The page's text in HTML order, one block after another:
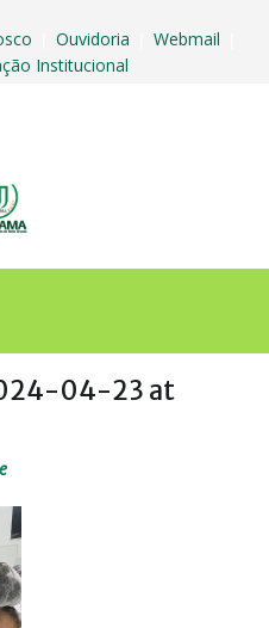
Ouvidoria Webmail
Institucional
04-23 at